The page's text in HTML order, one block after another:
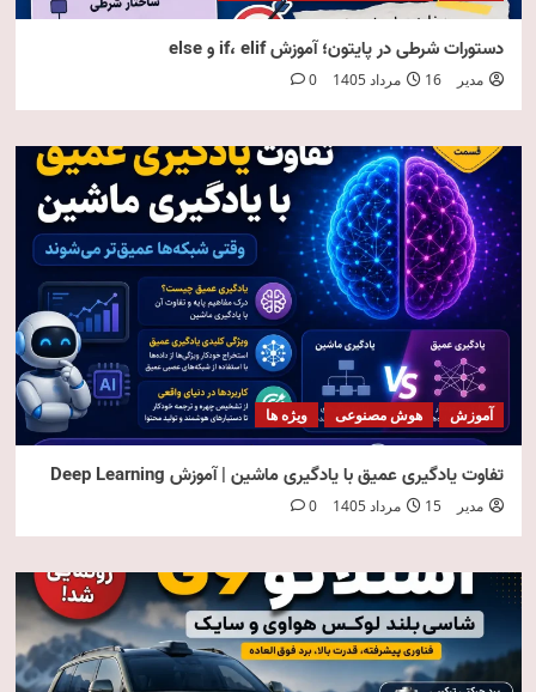
دستورات شرطی در پایتون؛ آموزش if، elif و else
مدیر 16 مرداد 1405 0
آموزش هوش مصنوعی ویژه ها
تفاوت یادگیری عمیق با یادگیری ماشین | آموزش Deep Learning
مدیر 15 مرداد 1405 0